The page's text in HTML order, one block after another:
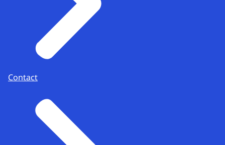
Contact